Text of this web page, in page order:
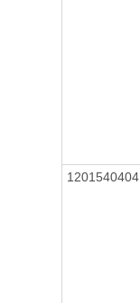
1201540404